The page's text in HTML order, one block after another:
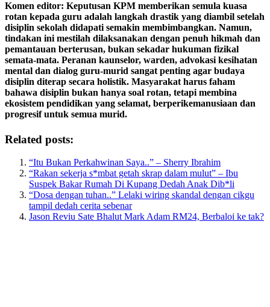
Komen editor: Keputusan KPM memberikan semula kuasa
rotan kepada guru adalah langkah drastik yang diambil setelah
disiplin sekolah didapati semakin membimbangkan. Namun,
tindakan ini mestilah dilaksanakan dengan penuh hikmah dan
pemantauan berterusan, bukan sekadar hukuman fizikal
semata-mata. Peranan kaunselor, warden, advokasi kesihatan
mental dan dialog guru-murid sangat penting agar budaya
disiplin diterap secara holistik. Masyarakat harus faham
bahawa disiplin bukan hanya soal rotan, tetapi membina
ekosistem pendidikan yang selamat, berperikemanusiaan dan
progresif untuk semua murid.
Related posts:
“Itu Bukan Perkahwinan Saya..” – Sherry Ibrahim
“Rakan sekerja s*mbat getah skrap dalam mulut” – Ibu
Suspek Bakar Rumah Di Kupang Dedah Anak Dib*li
“Dosa dengan tuhan..” Lelaki wiring skandal dengan cikgu
tampil dedah cerita sebenar
Jason Reviu Sate Bhalut Mark Adam RM24, Berbaloi ke tak?